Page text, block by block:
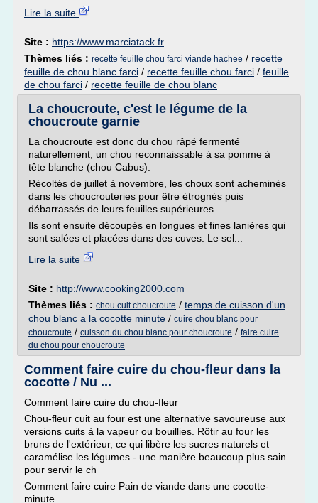
Lire la suite
Site : https://www.marciatack.fr
Thèmes liés : recette feuille chou farci viande hachee / recette
feuille de chou blanc farci / recette feuille chou farci / feuille
de chou farci / recette feuille de chou blanc
La choucroute, c'est le légume de la
choucroute garnie
La choucroute est donc du chou râpé fermenté
naturellement, un chou reconnaissable à sa pomme à
tête blanche (chou Cabus).
Récoltés de juillet à novembre, les choux sont acheminés
dans les choucrouteries pour être étrognés puis
débarrassés de leurs feuilles supérieures.
Ils sont ensuite découpés en longues et fines lanières qui
sont salées et placées dans des cuves. Le sel...
Lire la suite
Site : http://www.cooking2000.com
Thèmes liés : chou cuit choucroute / temps de cuisson d'un
chou blanc a la cocotte minute / cuire chou blanc pour
choucroute / cuisson du chou blanc pour choucroute / faire cuire
du chou pour choucroute
Comment faire cuire du chou-fleur dans la
cocotte / Nu ...
Comment faire cuire du chou-fleur
Chou-fleur cuit au four est une alternative savoureuse aux
versions cuits à la vapeur ou bouillies. Rôtir au four les
bruns de l'extérieur, ce qui libère les sucres naturels et
caramélise les légumes - une manière beaucoup plus sain
pour servir le ch
Comment faire cuire Pain de viande dans une cocotte-
minute